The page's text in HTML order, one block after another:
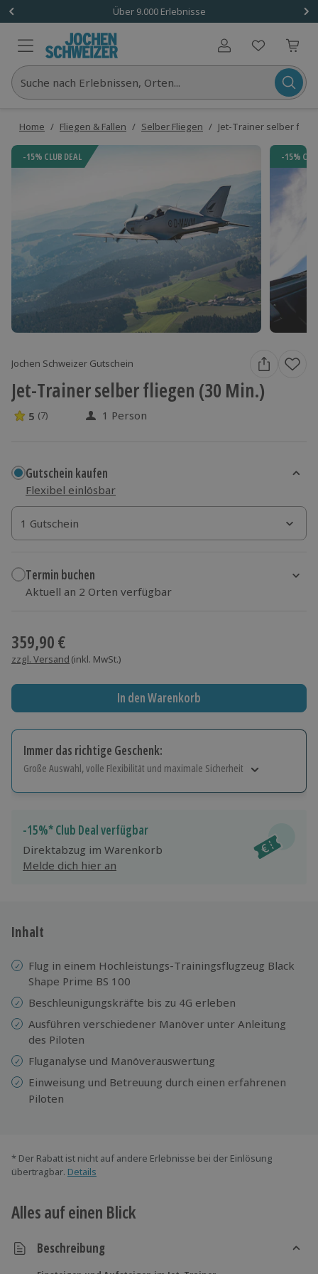
Über 9.000 Erlebnisse
Benutzerkonto
Suche nach Erlebnissen, Orten...
Home / Fliegen & Fallen / Selber Fliegen / Jet-Trainer selber
-15% CLUB DEAL -15%
Jochen Schweizer Gutschein
Jet-Trainer selber fliegen (30 Min.)
5 Sterne von 5 aus 7 Bewertungen
5 (7) 1 Person
Gutschein kaufen
Flexibel einlösbar
1 Gutschein
1 Gutschein
1 Gutschein
Termin buchen
Aktuell an 2 Orten verfügbar
359,90 €
zzgl. Versand (inkl. MwSt.)
In den Warenkorb
Immer das richtige Geschenk:
Große Auswahl, volle Flexibilität und maximale Sicherheit
Jeder Gutschein für alle Erlebnisse einlösbar.
Maximale Sicherheit
10 Jahre gültig & verlängerbar.
-15%* Club Deal verfügbar
Direktabzug im Warenkorb
Melde dich hier an
Inhalt
Flug in einem Hochleistungs-Trainingsflugzeug Black
Shape Prime BS 100
Beschleunigungskräfte bis zu 4G erleben
Ausführen verschiedener Manöver unter Anleitung
des Piloten
Fluganalyse und Manöverauswertung
Einweisung und Betreuung durch einen erfahrenen
Piloten
* Der Rabatt ist nicht auf andere Erlebnisse bei der Einlösung
übertragbar. Details
Alles auf einen Blick
Beschreibung